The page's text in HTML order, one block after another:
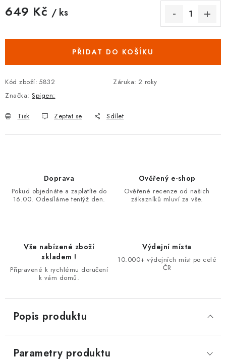
649 Kč / ks
PŘIDAT DO KOŠÍKU
Kód zboží: 5832 Záruka: 2 roky
Značka: Spigen:
Tisk Zeptat se Sdílet
Doprava
Pokud objednáte a zaplatíte do
16.00. Odesíláme tentýž den.
Ověřený e-shop
Ověřené recenze od našich
zákazníků mluví za vše.
Vše nabízené zboží
skladem !
Připravené k rychlému doručení
k vám domů.
Výdejní místa
10.000+ výdejních míst po celé
ČR
Popis produktu
Parametry produktu